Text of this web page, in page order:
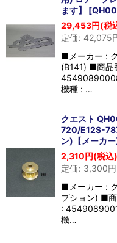
ます】 [
29,453円(税
定価: 42,075
■メーカー :
(B141) ■商
機種 : …
クエスト
720/E12S-
ン)【メーカー
2,310円(税込)
定価: 3,300円
■メーカー :
プション) ■
:
機…